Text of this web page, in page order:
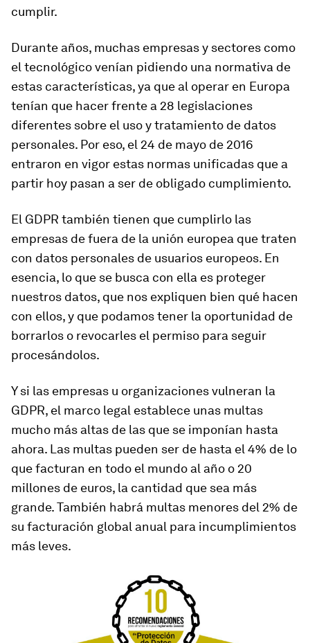
cumplir.
Durante años, muchas empresas y sectores como
el tecnológico venían pidiendo una normativa de
estas características, ya que al operar en Europa
tenían que hacer frente a 28 legislaciones
diferentes sobre el uso y tratamiento de datos
personales. Por eso, el 24 de mayo de 2016
entraron en vigor estas normas unificadas que a
partir hoy pasan a ser de obligado cumplimiento.
El GDPR también tienen que cumplirlo las
empresas de fuera de la unión europea que traten
con datos personales de usuarios europeos. En
esencia, lo que se busca con ella es proteger
nuestros datos, que nos expliquen bien qué hacen
con ellos, y que podamos tener la oportunidad de
borrarlos o revocarles el permiso para seguir
procesándolos.
Y si las empresas u organizaciones vulneran la
GDPR, el marco legal establece unas multas
mucho más altas de las que se imponían hasta
ahora. Las multas pueden ser de hasta el 4% de lo
que facturan en todo el mundo al año o 20
millones de euros, la cantidad que sea más
grande. También habrá multas menores del 2% de
su facturación global anual para incumplimientos
más leves.